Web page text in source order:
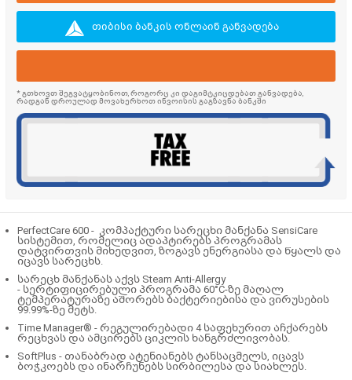
თიბისი ბანკის ონლაინ განვადება
* გთხოვთ შეგვატყობინოთ, როგორც კი დაგიმტკიცდებათ განვადება,
რადგან დროულად მოვახერხოთ ინვოისის გაგზავნა ბანკში
PerfectCare 600 - კომპაქტური სარეცხი მანქანა SensiCare
სისტემით, რომელიც ადაპტირებს პროგრამას
დატვირთვის მიხედვით, ზოგავს ენერგიასა და წყალს და
იცავს სარეცხს.
სარეცხ მანქანას აქვს Steam Anti-Allergy
- სერტიფიცირებული პროგრამა 60°C-ზე მაღალ
ტემპერატურაზე აშორებს ბაქტერიებისა და ვირუსების
99.99%-ზე მეტს.
Time Manager® - რეგულირებადი 4 საფეხურით აჩქარებს
რეცხვას და ამცირებს ციკლის ხანგრძლივობას.
SoftPlus -თანაბრად ატენიანებს ტანსაცმელს, იცავს
ბოჭკოებს და ინარჩუნებს სირბილესა და სიახლეს.